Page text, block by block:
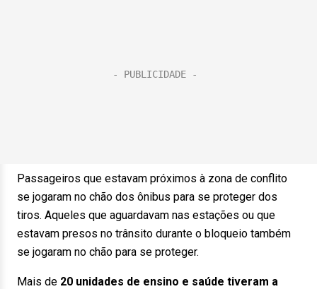
Passageiros que estavam próximos à zona de conflito
se jogaram no chão dos ônibus para se proteger dos
tiros. Aqueles que aguardavam nas estações ou que
estavam presos no trânsito durante o bloqueio também
se jogaram no chão para se proteger.
Mais de 20 unidades de ensino e saúde tiveram a